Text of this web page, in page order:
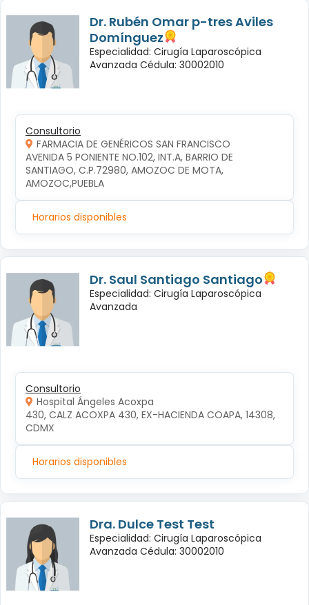
Dr. Rubén Omar p-tres Aviles
Domínguez
Especialidad: Cirugía Laparoscópica
Avanzada Cédula: 30002010
Consultorio
FARMACIA DE GENÉRICOS SAN FRANCISCO
AVENIDA 5 PONIENTE NO.102, INT.A, BARRIO DE
SANTIAGO, C.P.72980, AMOZOC DE MOTA,
AMOZOC,PUEBLA
Horarios disponibles
Dr. Saul Santiago Santiago
Especialidad: Cirugía Laparoscópica
Avanzada
Consultorio
Hospital Ángeles Acoxpa
430, CALZ ACOXPA 430, EX-HACIENDA COAPA, 14308,
CDMX
Horarios disponibles
Dra. Dulce Test Test
Especialidad: Cirugía Laparoscópica
Avanzada Cédula: 30002010